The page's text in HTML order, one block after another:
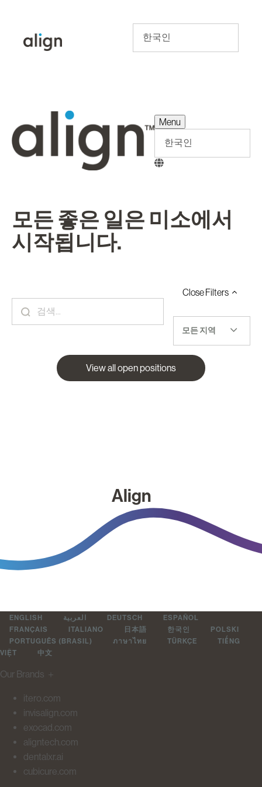
Menu
모든 좋은 일은 미소에서
시작됩니다.
CloseFilters
모든 지역
View all open positions
Align
ENGLISH العربية DEUTSCH
ESPAÑOL
FRANÇAIS
ITALIANO 日本語 한국인
POLSKI
PORTUGUÊS (BRASIL)
ภาษาไทย TÜRKÇE
TIẾNG
VIỆT
中文
Our Brands ＋
itero.com
invisalign.com
exocad.com
aligntech.com
dentalxr.ai
cubicure.com